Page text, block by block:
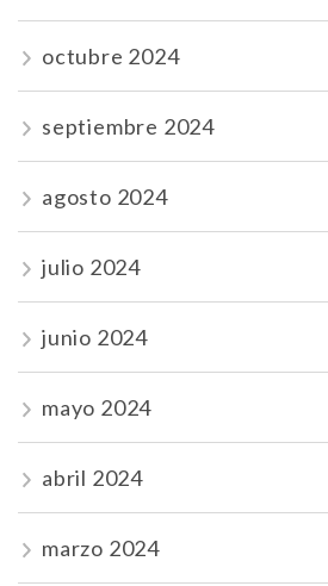
octubre 2024
septiembre 2024
agosto 2024
julio 2024
junio 2024
mayo 2024
abril 2024
marzo 2024